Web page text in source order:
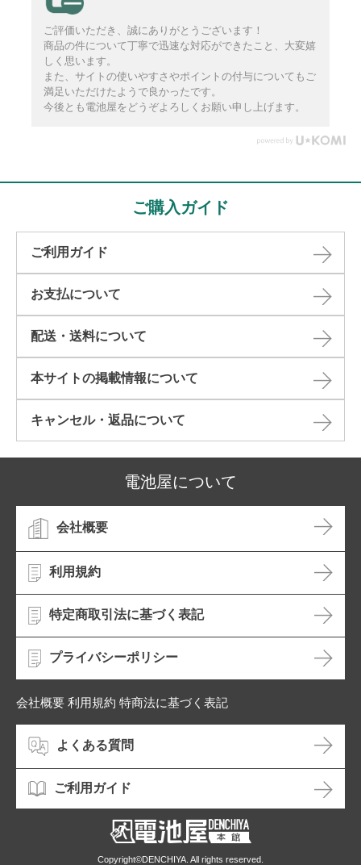
ご評価いただき、誠にありがとうございます！
商品の件について丁寧で迅速な対応ができたこと、大変嬉
しく思います。
また、サイトの使いやすさやポイントの付与についてもご
満足いただけたようで良かったです。
今後とも電池屋をどうぞよろしくお願い申し上げます。
ご購入ガイド
ご利用ガイド
お支払について
配送・送料について
本サイトの掲載情報について​
キャンセル・返品について​
電池屋について
会社概要
利用規約
特定商取引法に基づく表記
プライバシーポリシー
会社概要 利用規約 特商法に基づく表記
よくある質問
ご利用ガイド
Copyright©DENCHIYA. All rights reserved.